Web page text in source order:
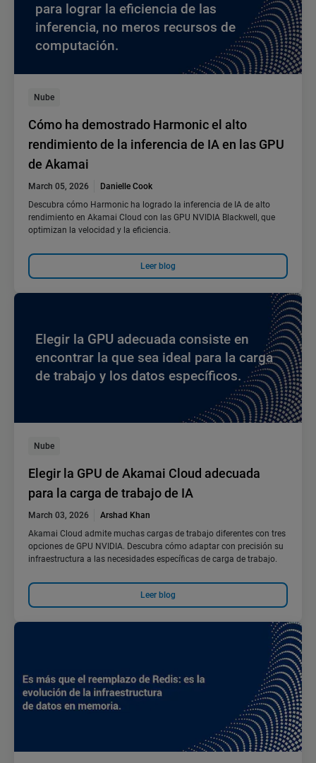
para lograr la eficiencia de las
inferencia, no meros recursos de
computación.
Nube
Cómo ha demostrado Harmonic el alto
rendimiento de la inferencia de IA en las GPU
de Akamai
March 05, 2026
Danielle Cook
Descubra cómo Harmonic ha logrado la inferencia de IA de alto
rendimiento en Akamai Cloud con las GPU NVIDIA Blackwell, que
optimizan la velocidad y la eficiencia.
Leer blog
Elegir la GPU adecuada consiste en
encontrar la que sea ideal para la carga
de trabajo y los datos específicos.
Nube
Elegir la GPU de Akamai Cloud adecuada
para la carga de trabajo de IA
March 03, 2026
Arshad Khan
Akamai Cloud admite muchas cargas de trabajo diferentes con tres
opciones de GPU NVIDIA. Descubra cómo adaptar con precisión su
infraestructura a las necesidades específicas de carga de trabajo.
Leer blog